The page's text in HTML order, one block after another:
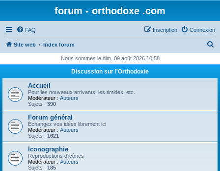
forum - orthodoxe .com
FAQ Connexion
Inscription
Site web Index forum
h
Nous sommes le dim. 09 août 2026 10:58
Discussion sur l'Orthodoxie
Accueil
Pour les nouveaux arrivants, les timides, etc.
Modérateur : Auteurs
Sujets : 390
Forum général
Échangez vos idées librement ici
Modérateur : Auteurs
Sujets : 1621
Iconographie
Reproductions d'icônes
Modérateur : Auteurs
Sujets : 185